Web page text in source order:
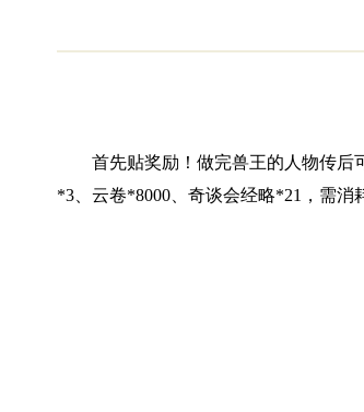
首先贴奖励！做完兽王的人物传后可
*3、云卷*8000、奇谈会经略*21，需